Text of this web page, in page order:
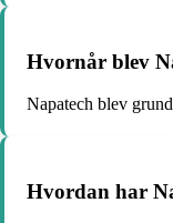
Hvornår blev
Napatech blev
Hvordan har